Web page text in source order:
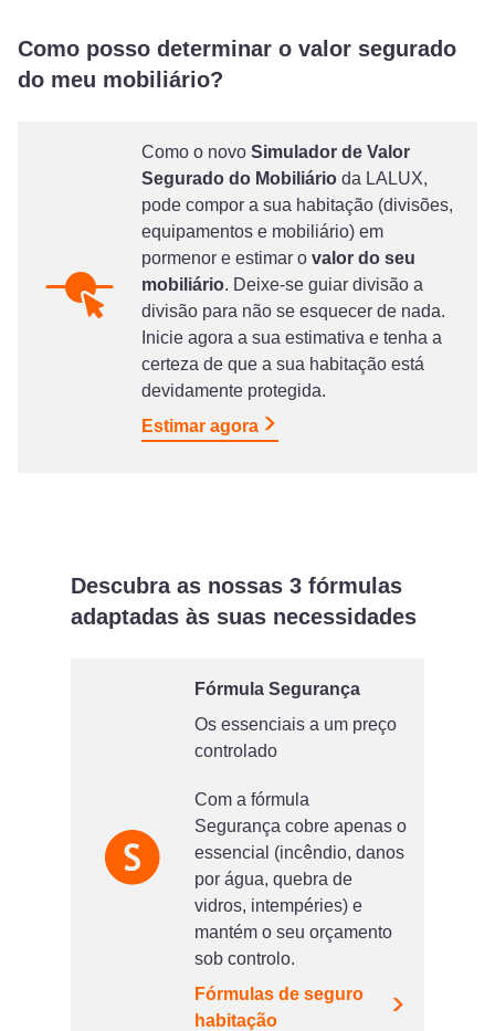
Como posso determinar o valor segurado
do meu mobiliário?
Como o novo Simulador de Valor
Segurado do Mobiliário da LALUX,
pode compor a sua habitação (divisões,
equipamentos e mobiliário) em
pormenor e estimar o valor do seu
mobiliário. Deixe-se guiar divisão a
divisão para não se esquecer de nada.
Inicie agora a sua estimativa e tenha a
certeza de que a sua habitação está
devidamente protegida.
Estimar agora
Descubra as nossas 3 fórmulas
adaptadas às suas necessidades
Fórmula Segurança
Os essenciais a um preço
controlado
Com a fórmula
Segurança cobre apenas o
essencial (incêndio, danos
por água, quebra de
vidros, intempéries) e
mantém o seu orçamento
sob controlo.
Fórmulas de seguro
habitação